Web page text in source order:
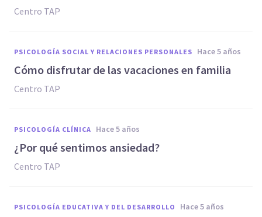
Centro TAP
PSICOLOGÍA SOCIAL Y RELACIONES PERSONALES hace 5 años
Cómo disfrutar de las vacaciones en familia
Centro TAP
PSICOLOGÍA CLÍNICA hace 5 años
¿Por qué sentimos ansiedad?
Centro TAP
PSICOLOGÍA EDUCATIVA Y DEL DESARROLLO hace 5 años